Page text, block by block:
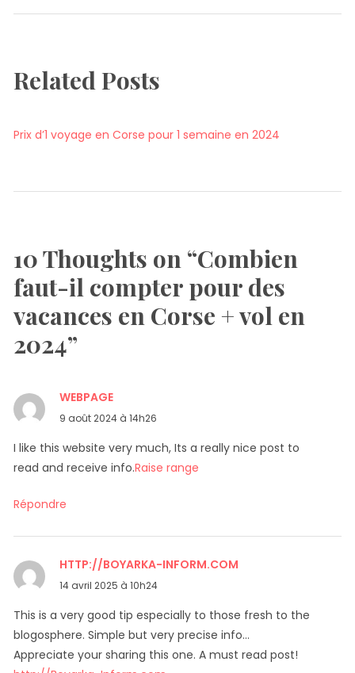
Related Posts
Prix d’1 voyage en Corse pour 1 semaine en 2024
10 Thoughts on “Combien
faut-il compter pour des
vacances en Corse + vol en
2024”
WEBPAGEdit :
9 août 2024 à 14h26
I like this website very much, Its a really nice post to
read and receive info.Raise range
Répondre
HTTP://BOYARKA-INFORM.COM
14 avril 2025 à 10h24
This is a very good tip especially to those fresh to the
blogosphere. Simple but very precise info…
Appreciate your sharing this one. A must read post!